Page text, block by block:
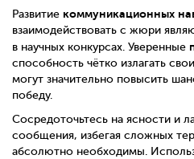
Развитие коммуникационных
взаимодействовать с жюри
в научных конкурсах. Уверенные
способность чётко излагать
могут значительно повысить
победу.
Сосредоточьтесь на ясности и
сообщения, избегая сложных
абсолютно необходимы.